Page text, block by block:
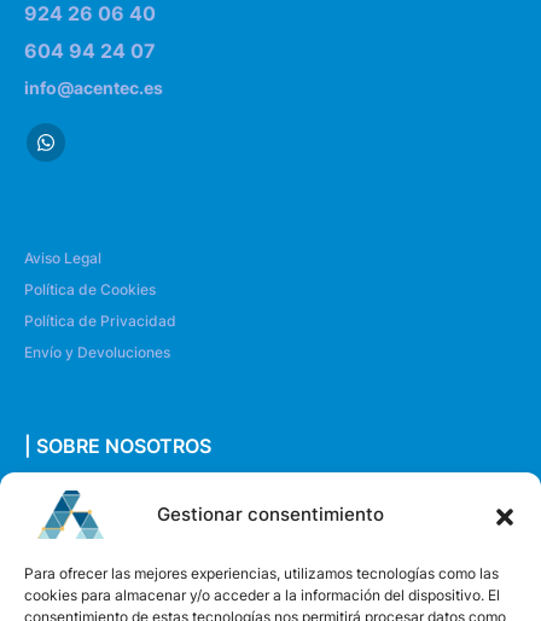
Gestionar consentimiento
Para ofrecer las mejores experiencias, utilizamos tecnologías como las
cookies para almacenar y/o acceder a la información del dispositivo. El
consentimiento de estas tecnologías nos permitirá procesar datos como
924 26 06 40
604 94 24 07
info@acentec.es
Aviso Legal
Política de Cookies
Política de Privacidad
Envío y Devoluciones
| SOBRE NOSOTROS
Quiénes somos
Envíanos un mensaje